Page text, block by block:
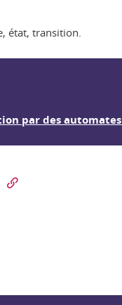
état, transition.
par des
sur Facebook
Partager sur LinkedIn